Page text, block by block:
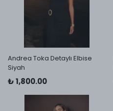
Andrea Toka Detaylı Elbise
Siyah
₺ 1,800.00